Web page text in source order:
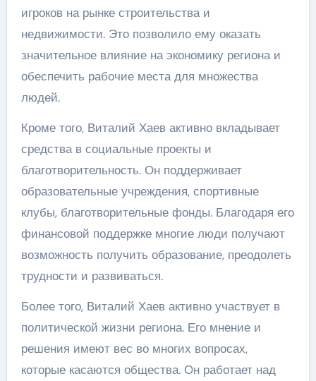
игроков на рынке строительства и
недвижимости. Это позволило ему оказать
значительное влияние на экономику региона и
обеспечить рабочие места для множества
людей.
Кроме того, Виталий Хаев активно вкладывает
средства в социальные проекты и
благотворительность. Он поддерживает
образовательные учреждения, спортивные
клубы, благотворительные фонды. Благодаря его
финансовой поддержке многие люди получают
возможность получить образование, преодолеть
трудности и развиваться.
Более того, Виталий Хаев активно участвует в
политической жизни региона. Его мнение и
решения имеют вес во многих вопросах,
которые касаются общества. Он работает над